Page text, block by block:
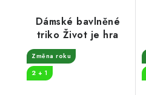
Dámské bavlněné
triko Život je hra
Změna roku
2 + 1